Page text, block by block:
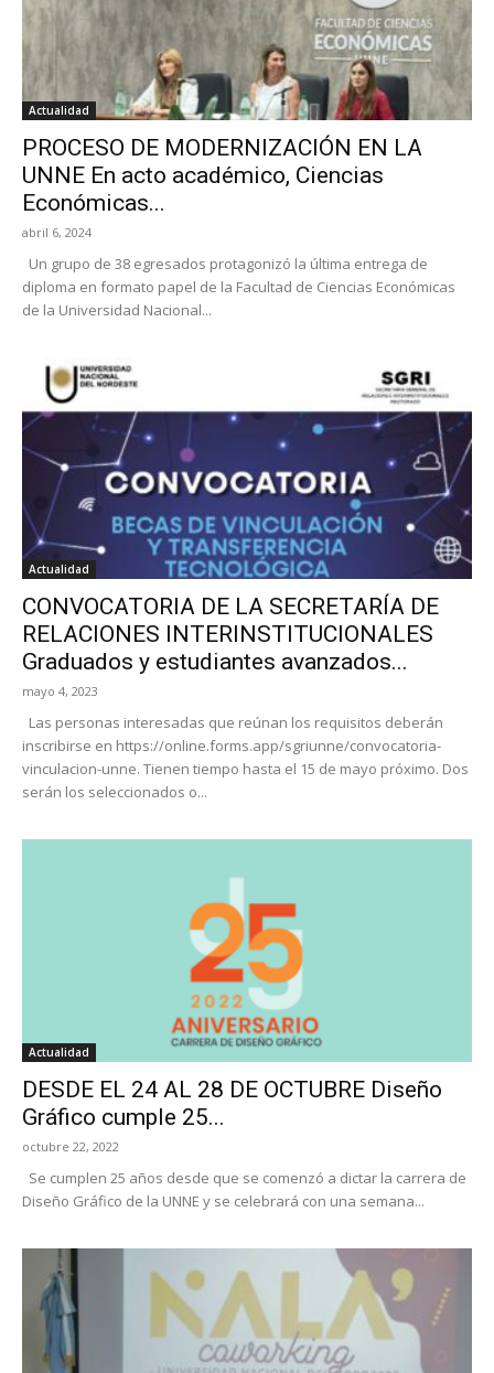
Actualidad
PROCESO DE MODERNIZACIÓN EN LA
UNNE En acto académico, Ciencias
Económicas...
abril 6, 2024
Un grupo de 38 egresados protagonizó la última entrega de
diploma en formato papel de la Facultad de Ciencias Económicas
de la Universidad Nacional...
Actualidad
CONVOCATORIA DE LA SECRETARÍA DE
RELACIONES INTERINSTITUCIONALES
Graduados y estudiantes avanzados...
mayo 4, 2023
Las personas interesadas que reúnan los requisitos deberán
inscribirse en https://online.forms.app/sgriunne/convocatoria-
vinculacion-unne. Tienen tiempo hasta el 15 de mayo próximo. Dos
serán los seleccionados o...
Actualidad
DESDE EL 24 AL 28 DE OCTUBRE Diseño
Gráfico cumple 25...
octubre 22, 2022
Se cumplen 25 años desde que se comenzó a dictar la carrera de
Diseño Gráfico de la UNNE y se celebrará con una semana...